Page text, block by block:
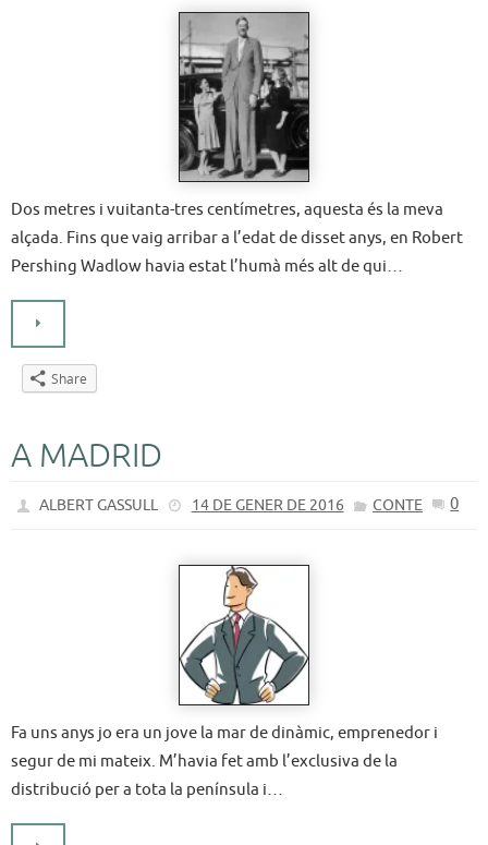
Dos metres i vuitanta-tres centímetres, aquesta és la meva
alçada. Fins que vaig arribar a l’edat de disset anys, en Robert
Pershing Wadlow havia estat l’humà més alt de qui…
Share
A MADRID
ALBERT GASSULL 14 DE GENER DE 2016 CONTE 0
Fa uns anys jo era un jove la mar de dinàmic, emprenedor i
segur de mi mateix. M’havia fet amb l’exclusiva de la
distribució per a tota la península i…